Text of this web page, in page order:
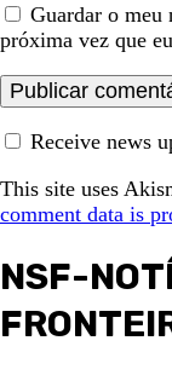
Guardar o meu
próxima vez que
Receive news
This site uses
comment data is
NSF-